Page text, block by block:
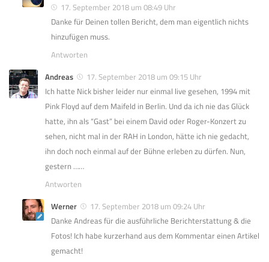
17. September 2018 um 08:49 Uhr
Danke für Deinen tollen Bericht, dem man eigentlich nichts
hinzufügen muss.
Antworten
Andreas
17. September 2018 um 09:15 Uhr
Ich hatte Nick bisher leider nur einmal live gesehen, 1994 mit
Pink Floyd auf dem Maifeld in Berlin. Und da ich nie das Glück
hatte, ihn als “Gast” bei einem David oder Roger-Konzert zu
sehen, nicht mal in der RAH in London, hätte ich nie gedacht,
ihn doch noch einmal auf der Bühne erleben zu dürfen. Nun,
gestern ……
Antworten
Werner
17. September 2018 um 09:24 Uhr
Danke Andreas für die ausführliche Berichterstattung & die
Fotos! Ich habe kurzerhand aus dem Kommentar einen Artikel
gemacht!